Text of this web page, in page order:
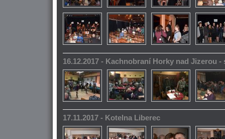
16.12.2017 - Kachnobraní Horky nad Jizerou -
17.11.2017 - Kotelna Liberec